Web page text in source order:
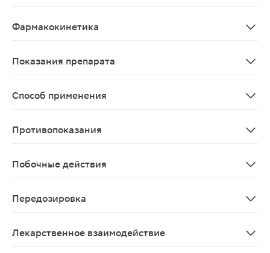
Фармакокинетика
Показания препарата
Способ применения
Противопоказания
Побочные действия
Передозировка
Лекарственное взаимодействие